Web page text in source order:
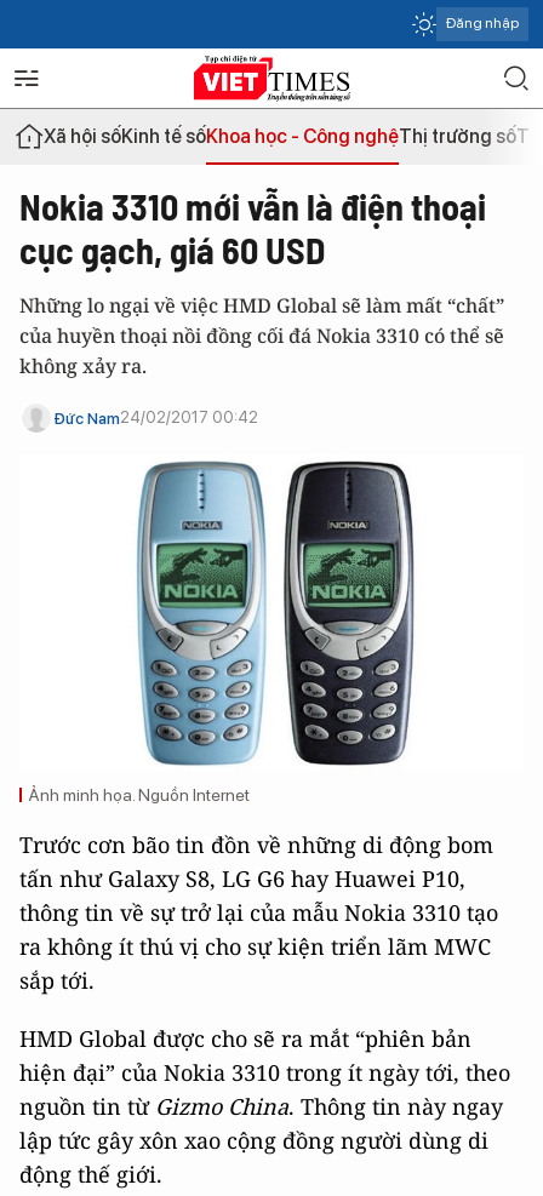
Đăng nhập
Xã hội sốKinh tế sốKhoa học - Công nghệThị trường số
Nokia 3310 mới vẫn là điện thoại
cục gạch, giá 60 USD
Những lo ngại về việc HMD Global sẽ làm mất “chất”
của huyền thoại nồi đồng cối đá Nokia 3310 có thể sẽ
không xảy ra.
Đức Nam24/02/2017 00:42
Ảnh minh họa. Nguồn Internet
Trước cơn bão tin đồn về những di động bom
tấn như Galaxy S8, LG G6 hay Huawei P10,
thông tin về sự trở lại của mẫu Nokia 3310 tạo
ra không ít thú vị cho sự kiện triển lãm MWC
sắp tới.
HMD Global được cho sẽ ra mắt “phiên bản
hiện đại” của Nokia 3310 trong ít ngày tới, theo
nguồn tin từ Gizmo China. Thông tin này ngay
lập tức gây xôn xao cộng đồng người dùng di
động thế giới.